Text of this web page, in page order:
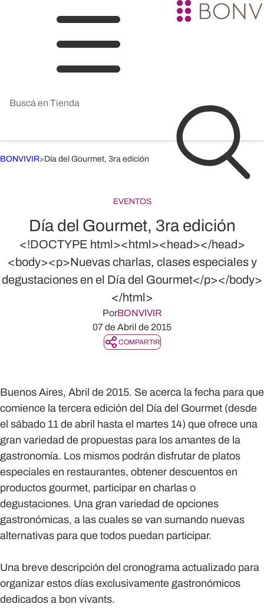
BONVIVIR>Día del Gourmet, 3ra edición
EVENTOS
Día del Gourmet, 3ra edición
<!DOCTYPE html><html><head></head>
<body><p>Nuevas charlas, clases especiales y
degustaciones en el Día del Gourmet</p></body>
</html>
PorBONVIVIR
07 de Abril de 2015
COMPARTIR
Buenos Aires, Abril de 2015. Se acerca la fecha para que
comience la tercera edición del Día del Gourmet (desde
el sábado 11 de abril hasta el martes 14) que ofrece una
gran variedad de propuestas para los amantes de la
gastronomía. Los mismos podrán disfrutar de platos
especiales en restaurantes, obtener descuentos en
productos gourmet, participar en charlas o
degustaciones. Una gran variedad de opciones
gastronómicas, a las cuales se van sumando nuevas
alternativas para que todos puedan participar.
Una breve descripción del cronograma actualizado para
organizar estos días exclusivamente gastronómicos
dedicados a bon vivants.